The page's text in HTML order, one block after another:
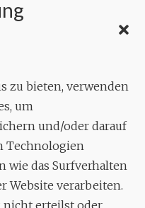
zu bieten, verwenden
um
und/oder darauf
Technologien
wie das Surfverhalten
Website verarbeiten.
nicht erteilst oder
18
Leiter: